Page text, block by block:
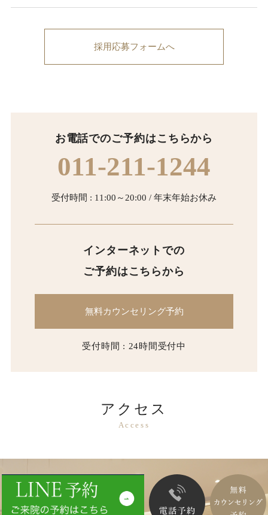
採用応募フォームへ
お電話でのご予約はこちらから
011-211-1244
受付時間 : 11:00～20:00 / 年末年始お休み
インターネットでの
ご予約はこちらから
無料カウンセリング予約
受付時間 : 24時間受付中
アクセス
Access